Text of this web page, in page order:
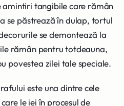
amintiri tangibile care rămân
se păstrează în dulap, tortul
se demontează la
rămân pentru totdeauna,
povestea zilei tale speciale.
este una dintre cele
le iei în procesul de